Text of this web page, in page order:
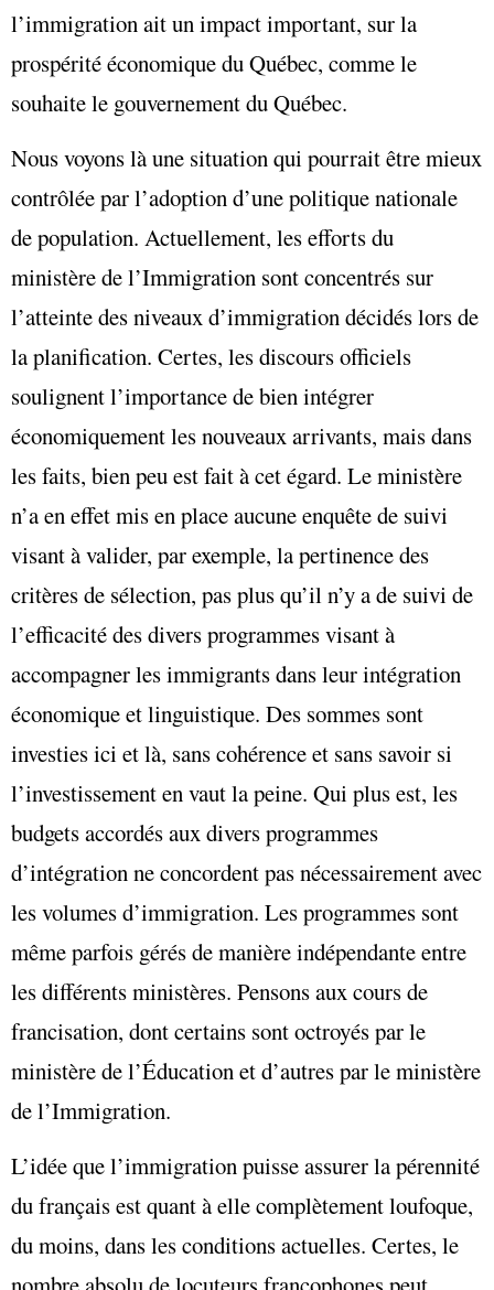
l’immigration ait un impact important, sur la
prospérité économique du Québec, comme le
souhaite le gouvernement du Québec.
Nous voyons là une situation qui pourrait être mieux
contrôlée par l’adoption d’une politique nationale
de population. Actuellement, les efforts du
ministère de l’Immigration sont concentrés sur
l’atteinte des niveaux d’immigration décidés lors de
la planification. Certes, les discours officiels
soulignent l’importance de bien intégrer
économiquement les nouveaux arrivants, mais dans
les faits, bien peu est fait à cet égard. Le ministère
n’a en effet mis en place aucune enquête de suivi
visant à valider, par exemple, la pertinence des
critères de sélection, pas plus qu’il n’y a de suivi de
l’efficacité des divers programmes visant à
accompagner les immigrants dans leur intégration
économique et linguistique. Des sommes sont
investies ici et là, sans cohérence et sans savoir si
l’investissement en vaut la peine. Qui plus est, les
budgets accordés aux divers programmes
d’intégration ne concordent pas nécessairement avec
les volumes d’immigration. Les programmes sont
même parfois gérés de manière indépendante entre
les différents ministères. Pensons aux cours de
francisation, dont certains sont octroyés par le
ministère de l’Éducation et d’autres par le ministère
de l’Immigration.
L’idée que l’immigration puisse assurer la pérennité
du français est quant à elle complètement loufoque,
du moins, dans les conditions actuelles. Certes, le